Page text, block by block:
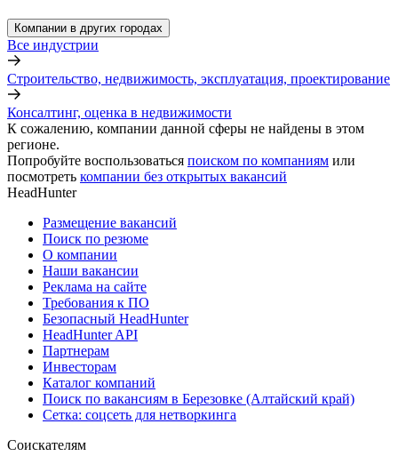
Компании в других городах
Все индустрии
Строительство, недвижимость, эксплуатация, проектирование
Консалтинг, оценка в недвижимости
К сожалению, компании данной сферы не найдены в этом
регионе.
Попробуйте воспользоваться поиском по компаниям или
посмотреть компании без открытых вакансий
HeadHunter
Размещение вакансий
Поиск по резюме
О компании
Наши вакансии
Реклама на сайте
Требования к ПО
Безопасный HeadHunter
HeadHunter API
Партнерам
Инвесторам
Каталог компаний
Поиск по вакансиям в Березовке (Алтайский край)
Сетка: соцсеть для нетворкинга
Соискателям